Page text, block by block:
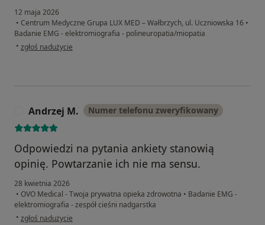
12 maja 2026
• Centrum Medyczne Grupa LUX MED – Wałbrzych, ul. Uczniowska 16 •
Badanie EMG - elektromiografia - polineuropatia/miopatia
• w opinii użytkownika Sylwester
zgłoś nadużycie
Andrzej M. Numer telefonu zweryfikowany
Odpowiedzi na pytania ankiety stanowią
opinię. Powtarzanie ich nie ma sensu.
28 kwietnia 2026
• OVO Medical - Twoja prywatna opieka zdrowotna • Badanie EMG -
elektromiografia - zespół cieśni nadgarstka
• w opinii użytkownika Andrzej M.
zgłoś nadużycie